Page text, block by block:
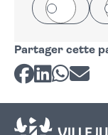
Oui
Partager cette
Partager sur
Partager